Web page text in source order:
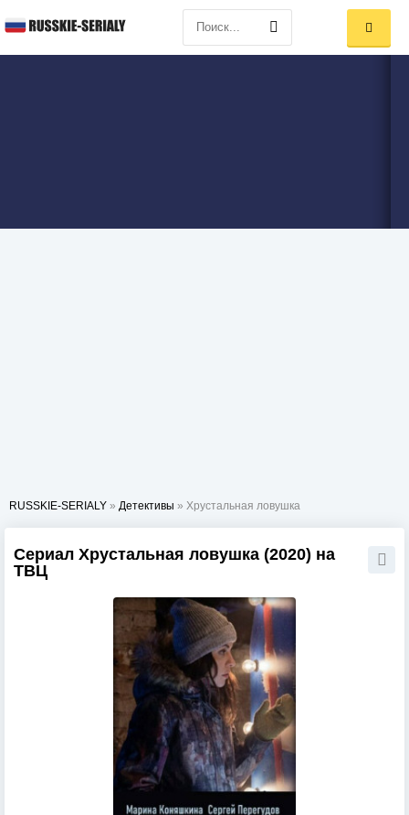
RUSSKIE-SERIALY » Детективы » Хрустальная ловушка
Сериал Хрустальная ловушка (2020) на
ТВЦ